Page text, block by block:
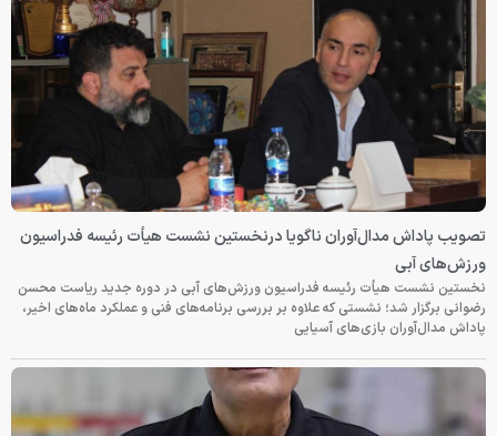
تصویب پاداش مدال‌آوران ناگویا درنخستین نشست هیأت رئیسه فدراسیون
ورزش‌های آبی
نخستین نشست هیأت رئیسه فدراسیون ورزش‌های آبی در دوره جدید ریاست محسن
رضوانی برگزار شد؛ نشستی که علاوه بر بررسی برنامه‌های فنی و عملکرد ماه‌های اخیر،
پاداش مدال‌آوران بازی‌های آسیایی